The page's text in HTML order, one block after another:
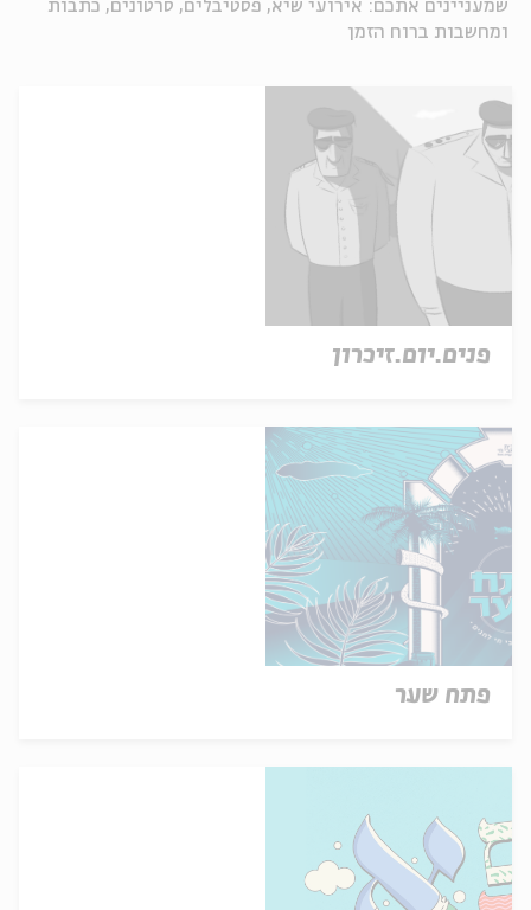
שמעניינים אתכם: אירועי שיא, פסטיבלים, סרטונים, כתבות
ומחשבות ברוח הזמן
פנים.יום.זיכרון
פתח שער